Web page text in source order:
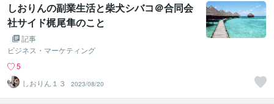
しおりんの副業生活と柴犬シバコ＠合同会
社サイド梶尾隼のこと
記事
ビジネス・マーケティング
5
しおりん１３
2023/08/20